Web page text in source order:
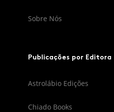
Sobre Nós
Publicações por Editora
Astrolábio Edições
Chiado Books